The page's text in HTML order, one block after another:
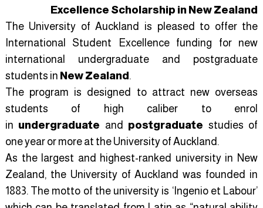
Excellence Scholarship in New Zealand
The University of Auckland is pleased to offer the
International Student Excellence funding for new
international undergraduate and postgraduate
students in New Zealand.
The program is designed to attract new overseas
students of high caliber to enrol
in undergraduate and postgraduate studies of
one year or more at the University of Auckland.
As the largest and highest-ranked university in New
Zealand, the University of Auckland was founded in
1883. The motto of the university is ‘Ingenio et Labour’